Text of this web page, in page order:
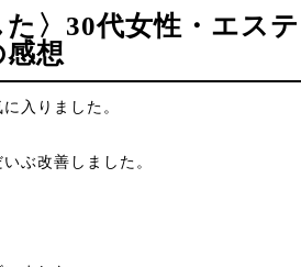
〉30代女性・エス
感想
入りました。
ぶ改善しました。